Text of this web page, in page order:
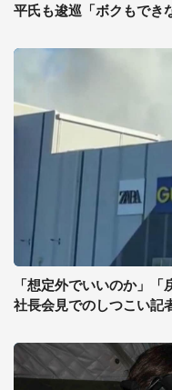
平氏も逡巡「ボクもでき
「想定外でいいのか」
社長会見でのしつこい記